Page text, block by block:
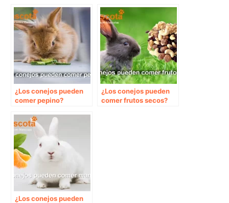
¿Los conejos pueden
comer pepino?
¿Los conejos pueden
comer frutos secos?
¿Los conejos pueden